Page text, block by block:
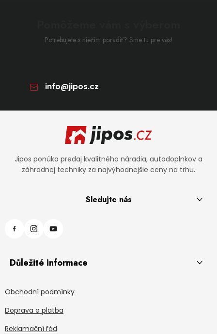
Potrebujete s niečím poradiť? Sme tu pre vás!
info@jipos.cz
Jipos ponúka predaj kvalitného náradia, autodoplnkov a
záhradnej techniky za najvýhodnejšie ceny na trhu.
Sledujte nás
Důležité informace
Obchodní podmínky
Doprava a platba
Reklamační řád